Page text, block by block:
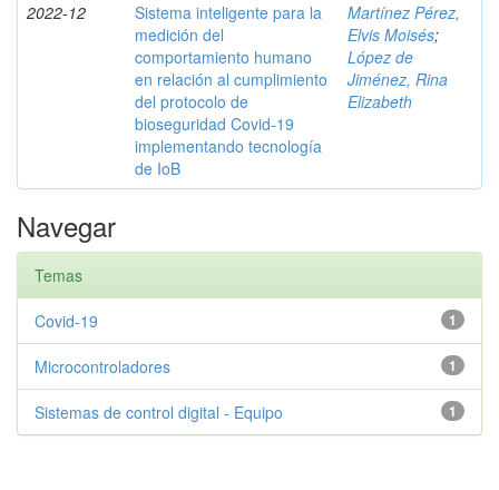
2022-12
Sistema inteligente para la
medición del
comportamiento humano
en relación al cumplimiento
del protocolo de
bioseguridad Covid-19
implementando tecnología
de IoB
Martínez Pérez,
Elvis Moisés;
López de
Jiménez, Rina
Elizabeth
Navegar
Temas
1
Covid-19
1
Microcontroladores
1
Sistemas de control digital - Equipo